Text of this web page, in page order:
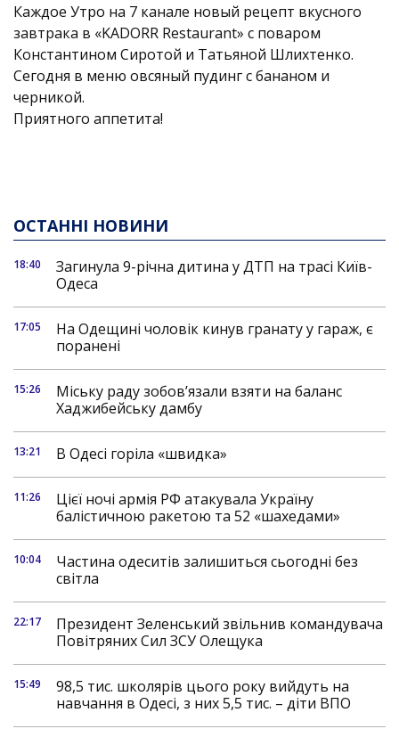
Каждое Утро на 7 канале новый рецепт вкусного
завтрака в «KADORR Restaurant» с поваром
Константином Сиротой и Татьяной Шлихтенко.
Сегодня в меню овсяный пудинг с бананом и
черникой.
Приятного аппетита!
ОСТАННІ НОВИНИ
18:40
Загинула 9-річна дитина у ДТП на трасі Київ-
Одеса
17:05
На Одещині чоловік кинув гранату у гараж, є
поранені
15:26
Міську раду зобов’язали взяти на баланс
Хаджибейську дамбу
13:21 В Одесі горіла «швидка»
11:26
Цієї ночі армія РФ атакувала Україну
балістичною ракетою та 52 «шахедами»
10:04
Частина одеситів залишиться сьогодні без
світла
22:17
Президент Зеленський звільнив командувача
Повітряних Сил ЗСУ Олещука
15:49
98,5 тис. школярів цього року вийдуть на
навчання в Одесі, з них 5,5 тис. – діти ВПО